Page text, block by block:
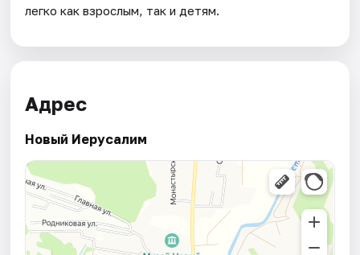
легко как взрослым, так и детям.
Адрес
Новый Иерусалим